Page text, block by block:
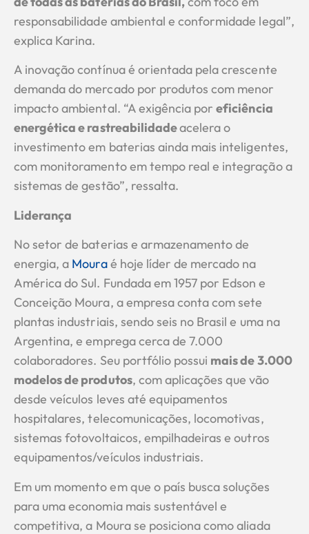
responsabilidade ambiental e conformidade legal”,
explica Karina.
A inovação contínua é orientada pela crescente
demanda do mercado por produtos com menor
impacto ambiental. “A exigência poreficiência
energética e rastreabilidadeacelera o
investimento em baterias ainda mais inteligentes,
com monitoramento em tempo real e integração a
sistemas de gestão”, ressalta.
Liderança
No setor de baterias e armazenamento de
energia, a Mouraé hoje líder de mercado na
América do Sul. Fundada em 1957 por Edson e
Conceição Moura, a empresa conta com sete
plantas industriais, sendo seis no Brasil e uma na
Argentina, e emprega cerca de 7.000
colaboradores. Seu portfólio possui mais de 3.000
modelos de produtos, com aplicações que vão
desde veículos leves até equipamentos
hospitalares, telecomunicações, locomotivas,
sistemas fotovoltaicos, empilhadeiras e outros
equipamentos/veículos industriais.
Em um momento em que o país busca soluções
para uma economia mais sustentável e
competitiva, a Moura se posiciona como aliada